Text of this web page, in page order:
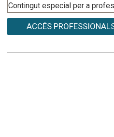
Contingut especial per a
ACCÉS